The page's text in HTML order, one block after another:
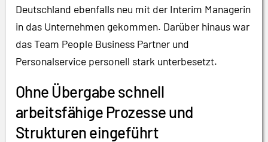
Deutschland ebenfalls neu mit der Interim Managerin
in das Unternehmen gekommen. Darüber hinaus war
das Team People Business Partner und
Personalservice personell stark unterbesetzt.
Ohne Übergabe schnell
arbeitsfähige Prozesse und
Strukturen eingeführt